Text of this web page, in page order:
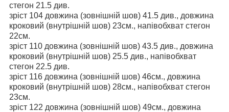
стегон 21.5 див.
зріст 104 довжина (зовнішній шов) 41.5 див., довжина
кроковий (внутрішній шов) 23см., напівобхват стегон
22см.
зріст 110 довжина (зовнішній шов) 43.5 див., довжина
кроковий (внутрішній шов) 25.5 див., напівобхват
стегон 22.5 див.
зріст 116 довжина (зовнішній шов) 46см., довжина
кроковий (внутрішній шов) 28см., напівобхват стегон
23см.
зріст 122 довжина (зовнішній шов) 49см., довжина